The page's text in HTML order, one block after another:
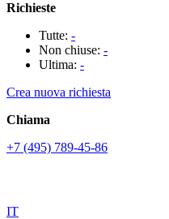
Richieste
Tutte: -
Non chiuse: -
Ultima: -
Crea nuova richiesta
Chiama
+7 (495) 789-45-86
IT